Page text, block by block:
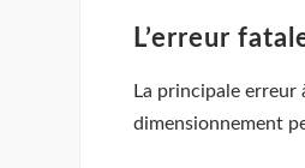
L’erreur
La principale erreur
dimensionnement